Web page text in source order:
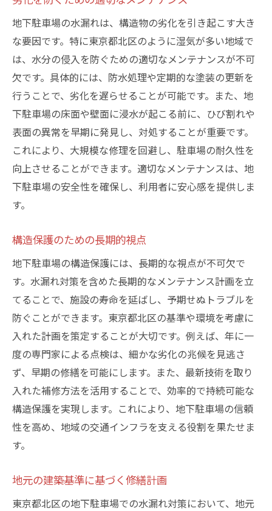
地下駐車場の水漏れは、構造物の劣化を引き起こす大き
な要因です。特に東京都北区のように湿気が多い地域で
は、水分の侵入を防ぐための適切なメンテナンスが不可
欠です。具体的には、防水処理や定期的な塗装の更新を
行うことで、劣化を遅らせることが可能です。また、地
下駐車場の床面や壁面に浸水が起こる前に、ひび割れや
表面の異常を早期に発見し、対処することが重要です。
これにより、大規模な修理を回避し、駐車場の耐久性を
向上させることができます。適切なメンテナンスは、地
下駐車場の安全性を確保し、利用者に安心感を提供しま
す。
構造保護のための長期的視点
地下駐車場の構造保護には、長期的な視点が不可欠で
す。水漏れ対策を含めた長期的なメンテナンス計画を立
てることで、施設の寿命を延ばし、予期せぬトラブルを
防ぐことができます。東京都北区の基準や環境を考慮に
入れた計画を策定することが大切です。例えば、年に一
度の専門家による点検は、細かな劣化の兆候を見逃さ
ず、早期の修繕を可能にします。また、最新技術を取り
入れた補修方法を活用することで、効率的で持続可能な
構造保護を実現します。これにより、地下駐車場の信頼
性を高め、地域の交通インフラを支える役割を果たせま
す。
地元の建築基準に基づく修繕計画
東京都北区の地下駐車場での水漏れ対策において、地元